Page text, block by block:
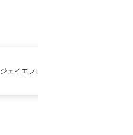
ジェイエフレディメイド